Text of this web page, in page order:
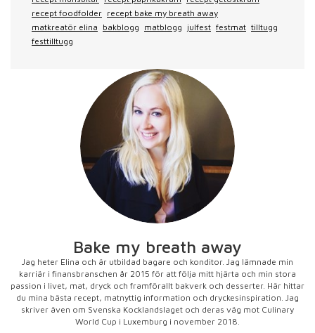
recept foodfolder recept bake my breath away
matkreatör elina bakblogg matblogg julfest festmat tilltugg
festtilltugg
Bake my breath away
Jag heter Elina och är utbildad bagare och konditor. Jag lämnade min
karriär i finansbranschen år 2015 för att följa mitt hjärta och min stora
passion i livet, mat, dryck och framförallt bakverk och desserter. Här hittar
du mina bästa recept, matnyttig information och dryckesinspiration. Jag
skriver även om Svenska Kocklandslaget och deras väg mot Culinary
World Cup i Luxemburg i november 2018.